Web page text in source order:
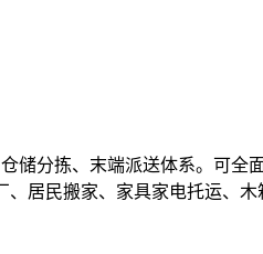
储分拣、末端派送体系。可全
居民搬家、家具家电托运、